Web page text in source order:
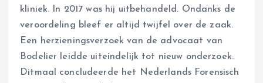
kliniek. In 2017 was hij uitbehandeld. Ondanks de
veroordeling bleef er altijd twijfel over de zaak.
Een herzieningsverzoek van de advocaat van
Bodelier leidde uiteindelijk tot nieuw onderzoek.
Ditmaal concludeerde het Nederlands Forensisch